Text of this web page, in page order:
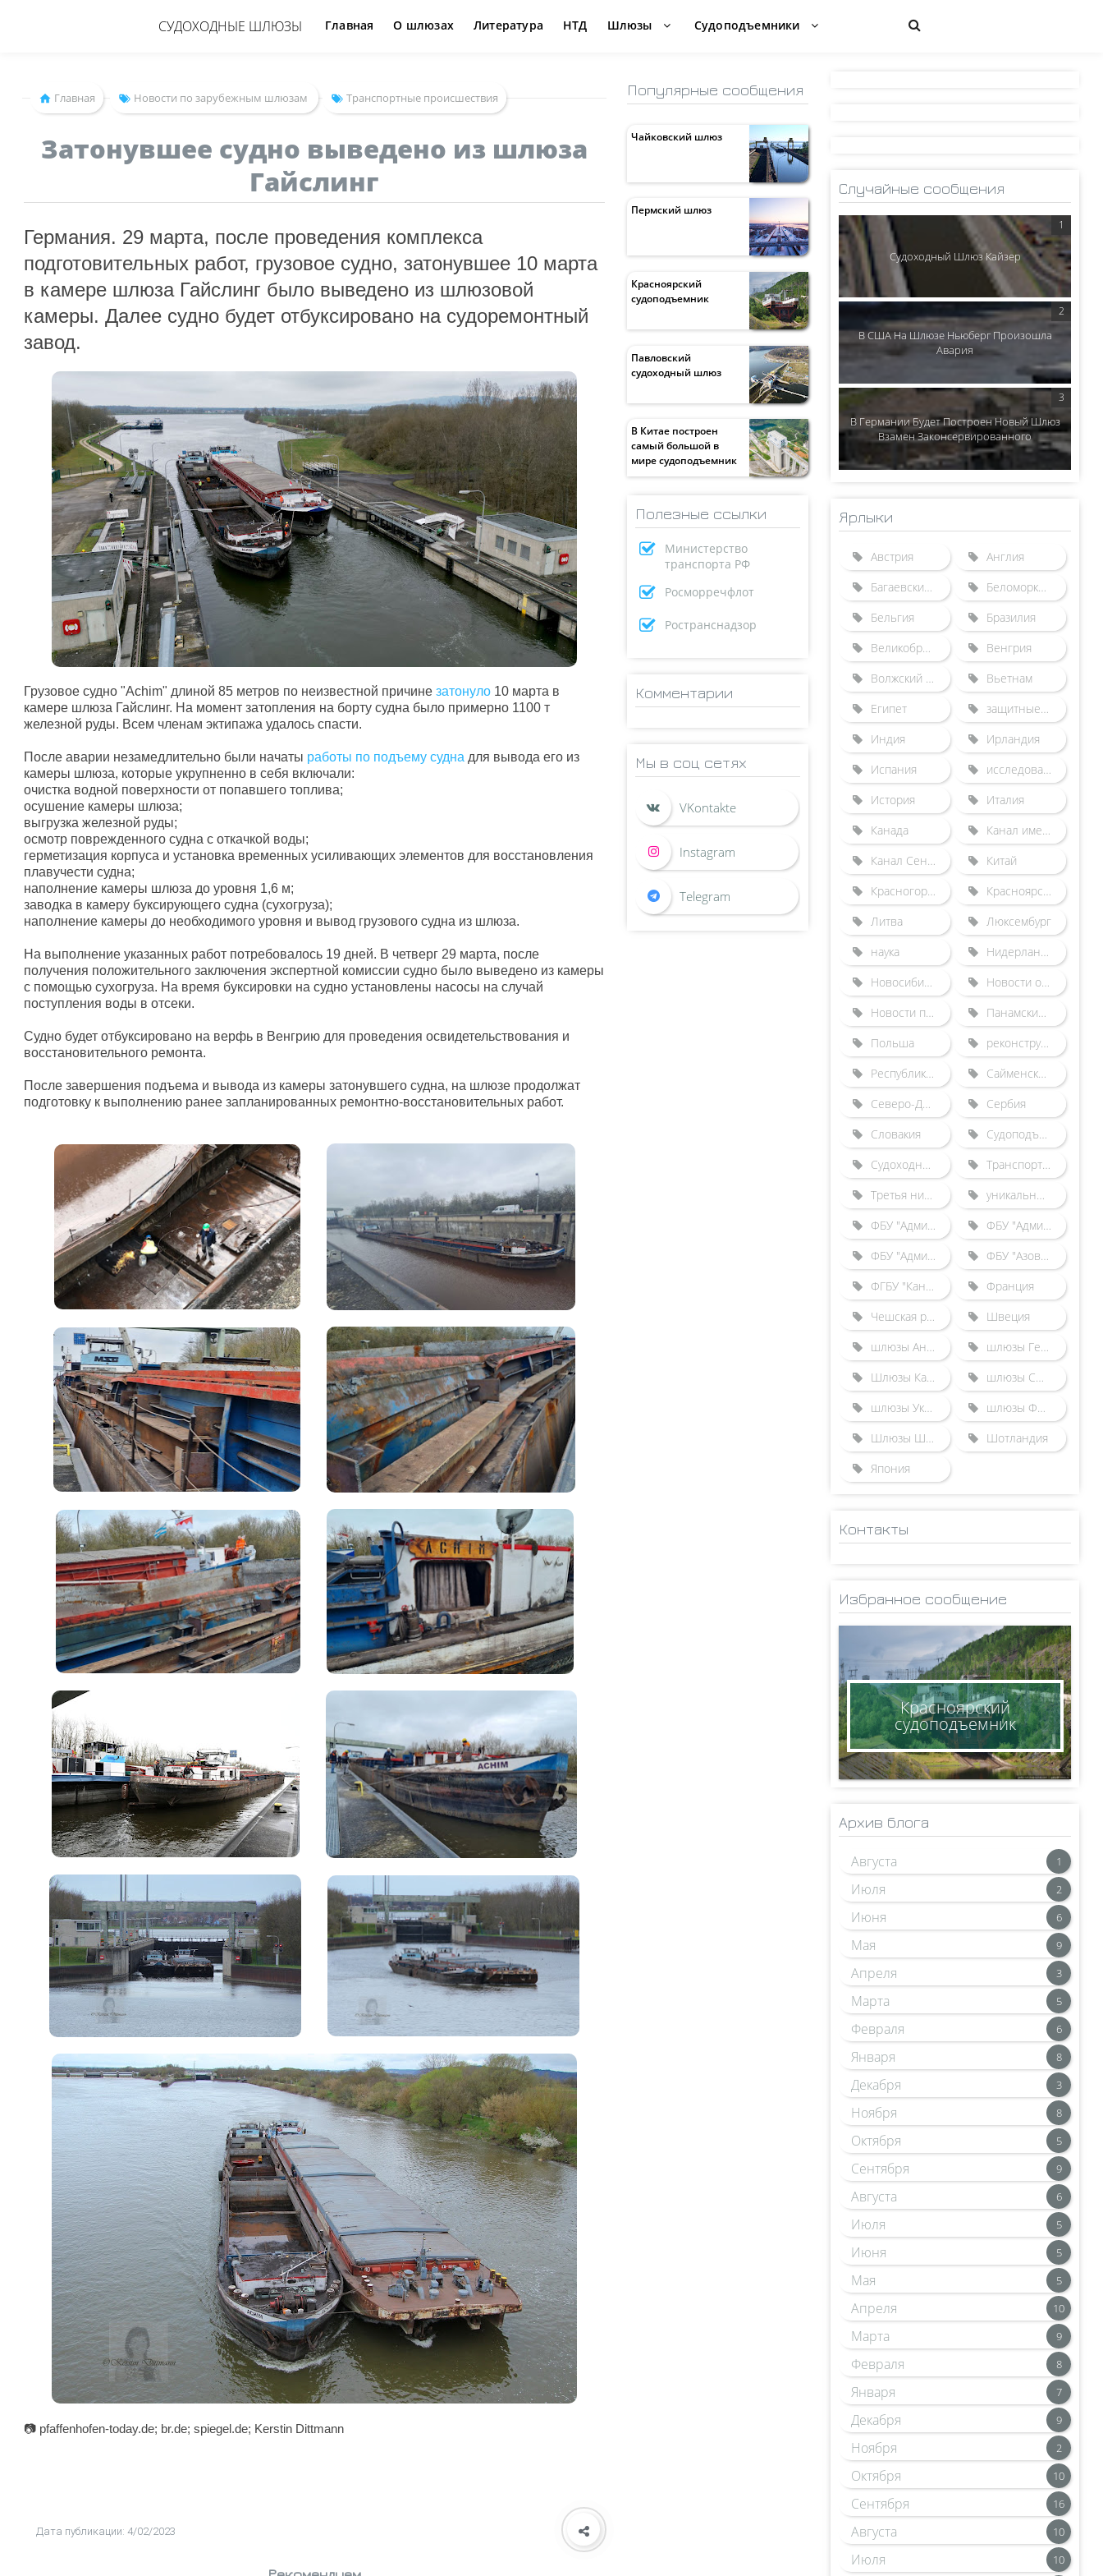
СУДОХОДНЫЕ ШЛЮЗЫ Главная О шлюзах Литература НТД Шлюзы Судоподъемники
Главная Новости по зарубежным шлюзам Транспортные происшествия
Затонувшее судно выведено из шлюза
Гайслинг
Германия. 29 марта, после проведения комплекса
подготовительных работ, грузовое судно, затонувшее 10 марта
в камере шлюза Гайслинг было выведено из шлюзовой
камеры. Далее судно будет отбуксировано на судоремонтный
завод.
Грузовое судно "Achim" длиной 85 метров по неизвестной причине затонуло 10 марта в
камере шлюза Гайслинг. На момент затопления на борту судна было примерно 1100 т
железной руды. Всем членам эктипажа удалось спасти.
После аварии незамедлительно были начаты работы по подъему судна для вывода его из
камеры шлюза, которые укрупненно в себя включали:
очистка водной поверхности от попавшего топлива;
осушение камеры шлюза;
выгрузка железной руды;
осмотр поврежденного судна с откачкой воды;
герметизация корпуса и установка временных усиливающих элементов для восстановления
плавучести судна;
наполнение камеры шлюза до уровня 1,6 м;
заводка в камеру буксирующего судна (сухогруза);
наполнение камеры до необходимого уровня и вывод грузового судна из шлюза.
На выполнение указанных работ потребовалось 19 дней. В четверг 29 марта, после
получения положительного заключения экспертной комиссии судно было выведено из камеры
с помощью сухогруза. На время буксировки на судно установлены насосы на случай
поступления воды в отсеки.
Судно будет отбуксировано на верфь в Венгрию для проведения освидетельствования и
восстановительного ремонта.
После завершения подъема и вывода из камеры затонувшего судна, на шлюзе продолжат
подготовку к выполнению ранее запланированных ремонтно-восстановительных работ.
📷 pfaffenhofen-today.de; br.de; spiegel.de; Kerstin Dittmann
Дата публикации: 4/02/2023
Популярные сообщения
Чайковский шлюз
Пермский шлюз
Красноярский
судоподъемник
Павловский
судоходный шлюз
В Китае построен
самый большой в
мире судоподъемник
Полезные ссылки
Министерство
транспорта РФ
Росморречфлот
Ространснадзор
Комментарии
Мы в соц сетях
Случайные сообщения
Судоходный Шлюз Кайзер
В США На Шлюзе Ньюберг Произошла
Авария
В Германии Будет Построен Новый Шлюз
Взамен Законсервированного
Ярлыки
Австрия
Англия
Багаевский гидроузел
Беломорканал
Бельгия
Бразилия
Великобритания
Венгрия
Волжский бассейн
Вьетнам
Египет
защитные сооружения от наводнений
Индия
Ирландия
Испания
исследования
История
Италия
Канада
Канал имени Москвы
Канал Сена-Северная Европа
Китай
Красногорский гидроузел
Красноярский судоподъемник
Литва
Люксембург
наука
Нидерланды
Новосибирский шлюз
Новости отрасли
Новости по зарубежным шлюзам
Панамский канал
Польша
реконструкция Городецкого гидроузла
Республика Беларусь
Сайменский канал
Северо-Двинская шлюзованная система
Сербия
Словакия
Судоподъемники
Судоходные каналы
Транспортные происшествия
Третья нитка Городецкого шлюза
уникальные гидротехнические сооружения
ФБУ "Администрация "Волго-Балт"
ФБУ "Администрация "Волго-Дон"
ФБУ "Администрация "Камводпуть"
ФБУ "Азово-Донская бассейновая администрация"
ФГБУ "Канал имени Москвы"
Франция
Чешская республика
Швеция
шлюзы Англии
шлюзы Германии
Шлюзы Казахстана
шлюзы США
шлюзы Украины
шлюзы Франции
Шлюзы Швейцарии
Шотландия
Япония
Контакты
КСЕНОФОНТОВ
ksen_nm@mail.ru
Избранное сообщение
Красноярский
судоподъемник
Архив блога
Августа 1
Июля 2
Июня 6
Мая 9
Апреля 3
Марта 5
Февраля 6
Января 8
Декабря 3
Ноября 8
Октября 5
Сентября 9
Августа 6
Июля 5
Июня 5
Мая 5
Апреля 10
Марта 9
Февраля 8
Января 7
Декабря 9
Ноября 2
Октября 10
Сентября 16
Августа 10
Июля 10